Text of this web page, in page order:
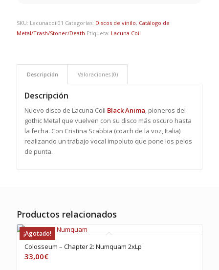
SKU: Lacunacoil01 Categorías: Discos de vinilo, Catálogo de
Metal/Trash/Stoner/Death Etiqueta: Lacuna Coil
Descripción Valoraciones (0)
Descripción
Nuevo disco de Lacuna Coil Black Anima, pioneros del
gothic Metal que vuelven con su disco más oscuro hasta
la fecha. Con Cristina Scabbia (coach de la voz, Italia)
realizando un trabajo vocal impoluto que pone los pelos
de punta.
Productos relacionados
¡Agotado!
Colosseum – Chapter 2: Numquam 2xLp
33,00€